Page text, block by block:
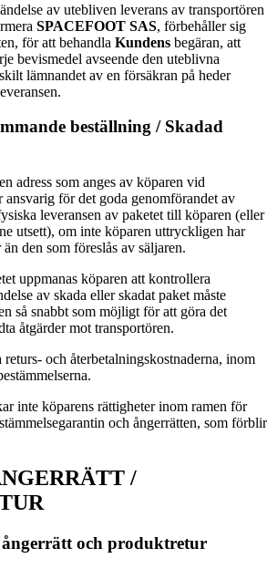
av utebliven leverans av transportören
SPACEFOOT SAS, förbehåller sig
för att behandla Kundens begäran, att
bevismedel avseende den uteblivna
lämnandet av en försäkran på heder
beställning / Skadad
adress som anges av köparen vid
ansvarig för det goda genomförandet av
leveransen av paketet till köparen (eller
utsett), om inte köparen uttryckligen har
den som föreslås av säljaren.
uppmanas köparen att kontrollera
av skada eller skadat paket måste
så snabbt som möjligt för att göra det
åtgärder mot transportören.
returs- och återbetalningskostnaderna, inom
inte köparens rättigheter inom ramen för
och ångerrätten, som förblir
/
och produktretur